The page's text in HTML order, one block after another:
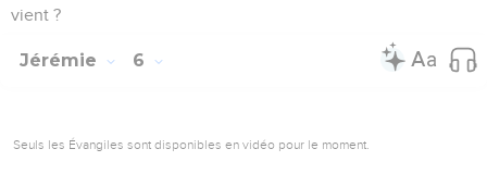
vient ?
Jérémie 6
Seuls les Évangiles sont disponibles en vidéo pour le moment.